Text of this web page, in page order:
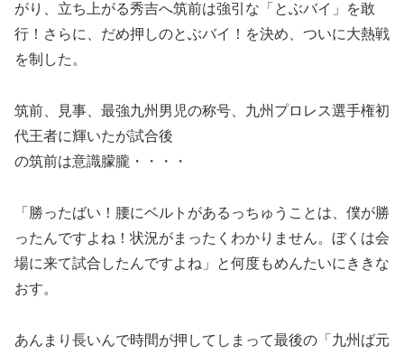
がり、立ち上がる秀吉へ筑前は強引な「とぶバイ」を敢
行！さらに、だめ押しのとぶバイ！を決め、ついに大熱戦
を制した。
筑前、見事、最強九州男児の称号、九州プロレス選手権初
代王者に輝いたが試合後
の筑前は意識朦朧・・・・
「勝ったばい！腰にベルトがあるっちゅうことは、僕が勝
ったんですよね！状況がまったくわかりません。ぼくは会
場に来て試合したんですよね」と何度もめんたいにききな
おす。
あんまり長いんで時間が押してしまって最後の「九州ば元